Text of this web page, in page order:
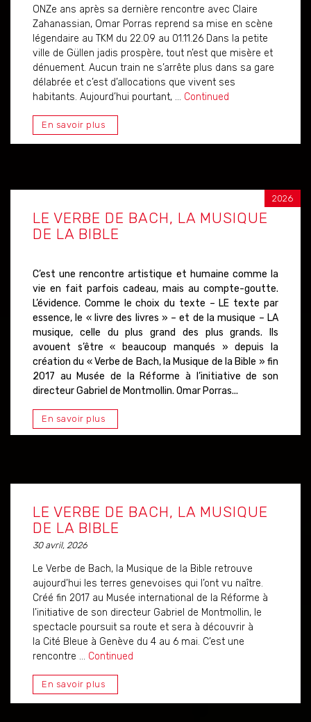
ONZe ans après sa dernière rencontre avec Claire
Zahanassian, Omar Porras reprend sa mise en scène
légendaire au TKM du 22.09 au 01.11.26 Dans la petite
ville de Güllen jadis prospère, tout n’est que misère et
dénuement. Aucun train ne s’arrête plus dans sa gare
délabrée et c’est d’allocations que vivent ses
habitants. Aujourd’hui pourtant, … Continued
En savoir plus
2026
LE VERBE DE BACH, LA MUSIQUE
DE LA BIBLE
C’est une rencontre artistique et humaine comme la
vie en fait parfois cadeau, mais au compte-goutte.
L’évidence. Comme le choix du texte – LE texte par
essence, le « livre des livres » – et de la musique – LA
musique, celle du plus grand des plus grands. Ils
avouent s’être « beaucoup manqués » depuis la
création du « Verbe de Bach, la Musique de la Bible » fin
2017 au Musée de la Réforme à l’initiative de son
directeur Gabriel de Montmollin. Omar Porras...
En savoir plus
LE VERBE DE BACH, LA MUSIQUE
DE LA BIBLE
30 avril, 2026
Le Verbe de Bach, la Musique de la Bible retrouve
aujourd’hui les terres genevoises qui l’ont vu naître.
Créé fin 2017 au Musée international de la Réforme à
l’initiative de son directeur Gabriel de Montmollin, le
spectacle poursuit sa route et sera à découvrir à
la Cité Bleue à Genève du 4 au 6 mai. C’est une
rencontre … Continued
En savoir plus